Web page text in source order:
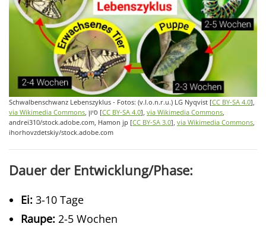
Schwalbenschwanz Lebenszyklus - Fotos: (v.l.o.n.r.u.) LG Nyqvist [CC BY-SA 4.0],
via Wikimedia Commons
, סיון [CC BY-SA 4.0], via Wikimedia Commons,
andrei310/stock.adobe.com, Hamon jp [CC BY-SA 3.0], via Wikimedia Commons,
ihorhovzdetskiy/stock.adobe.com
Dauer der Entwicklung/Phase:
Ei: 3-10 Tage
Raupe: 2-5 Wochen